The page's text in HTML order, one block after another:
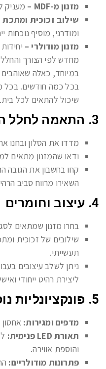
מזנון מ-MDF –
מעניק
שילוב זכוכית ומתכת
ומודרני, מוסיף נוכחות
מזנון מודולרי –
מחדש לפי הצורך
במיוחד, כאלה
בכל כמה חודשים. בכל
שיכול להתאים לכל בית.
3. התאמה לחלל הסלון
מדדו את הסלון ובחנו
ודאו שהמזנון מתאים
קחו בחשבון את הגובה
השאירו מרווח סביב
4. עיצוב וחומרים
בחרו מזנון שמתאים
שילובים של זכוכית
תעשייתי.
ניתן לשלב עיצובים
ליצירת רהיט ייחודי
5. פונקציונליות נוספת
מדפים ומגירות:
תאורת LED פנימית:
והוספת אווירה.
פתרונות מודולריים: